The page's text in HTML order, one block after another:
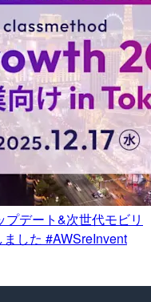
プデート&次世代モビリ
した #AWSreInvent